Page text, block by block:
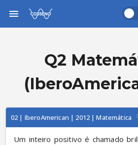
Q2
02 | IberoAmerican | 2012 | Matemática
Um inteiro positivo é chamado